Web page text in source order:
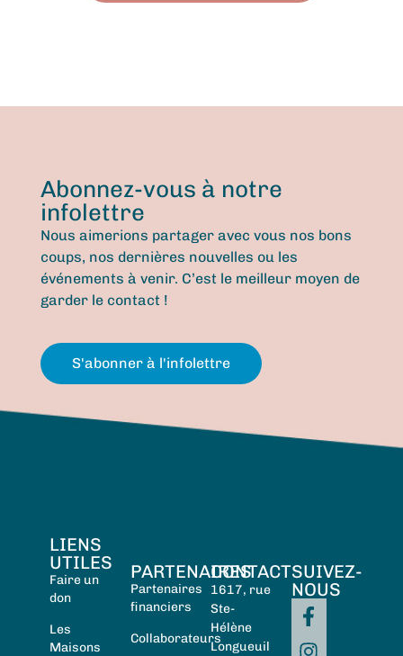
Abonnez-vous à notre
infolettre
Nous aimerions partager avec vous nos bons
coups, nos dernières nouvelles ou les
événements à venir. C’est le meilleur moyen de
garder le contact !
S'abonner à l'infolettre
LIENS
UTILES
Faire un
don
Les
Maisons
PARTENAIRES
Partenaires
financiers
Collaborateurs
CONTACT
1617, rue
Ste-
Hélène
Longueuil
SUIVEZ-
NOUS